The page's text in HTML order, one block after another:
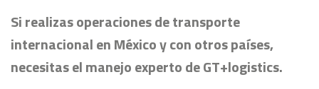
Si realizas operaciones de transporte
internacional en México y con otros países,
necesitas el manejo experto de GT+logistics.